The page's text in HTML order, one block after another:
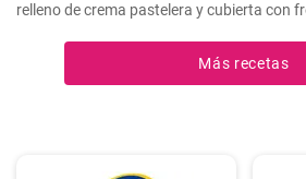
relleno de crema pastelera y cubierta con
Más recetas